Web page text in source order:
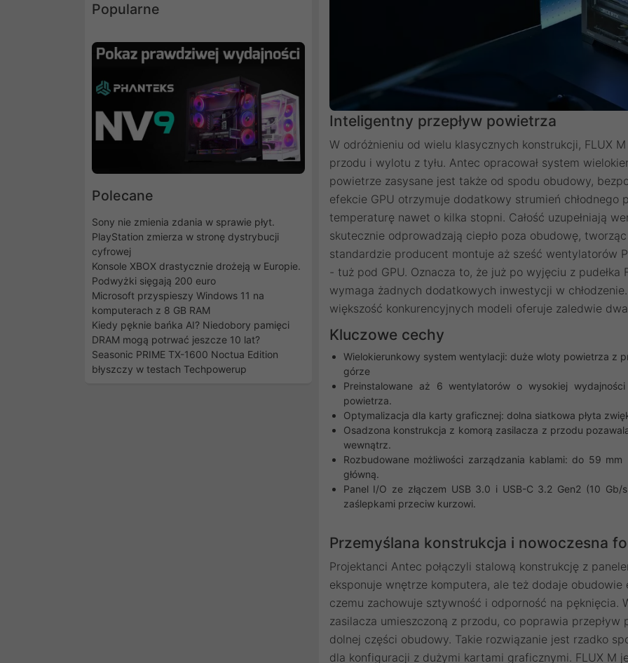
Popularne
Polecane
Sony nie zmienia zdania w sprawie płyt.
PlayStation zmierza w stronę dystrybucji
cyfrowej
Konsole XBOX drastycznie drożeją w Europie.
Podwyżki sięgają 200 euro
Microsoft przyspieszy Windows 11 na
komputerach z 8 GB RAM
Kiedy pęknie bańka AI? Niedobory pamięci
DRAM mogą potrwać jeszcze 10 lat?
Seasonic PRIME TX-1600 Noctua Edition
błyszczy w testach Techpowerup
Inteligentny przepływ powietrza
W odróżnieniu od wielu klasycznych konstrukcji, FLUX
przodu i wylotu z tyłu. Antec opracował system
powietrze zasysane jest także od spodu obudowy,
efekcie GPU otrzymuje dodatkowy strumień chłodnego
temperaturę nawet o kilka stopni. Całość uzupełniają
skutecznie odprowadzają ciepło poza obudowę,
standardzie producent montuje aż sześć wentylatorów
- tuż pod GPU. Oznacza to, że już po wyjęciu z
wymaga żadnych dodatkowych inwestycji w
większość konkurencyjnych modeli oferuje zaledwie
Kluczowe cechy
Wielokierunkowy system wentylacji: duże wloty powietrza z
górze
Preinstalowane aż 6 wentylatorów o wysokiej
powietrza.
Optymalizacja dla karty graficznej: dolna siatkowa płyta
Osadzona konstrukcja z komorą zasilacza z przodu
wewnątrz.
Rozbudowane możliwości zarządzania kablami: do 59
główną.
Panel I/O ze złączem USB 3.0 i USB-C 3.2 Gen2 (10 Gb/
zaślepkami przeciw kurzowi.
Przemyślana konstrukcja i nowoczesna
Projektanci Antec połączyli stalową konstrukcję z
eksponuje wnętrze komputera, ale też dodaje obudowie
czemu zachowuje sztywność i odporność na pęknięcia.
zasilacza umieszczoną z przodu, co poprawia
dolnej części obudowy. Takie rozwiązanie jest rzadko
dla konfiguracji z dużymi kartami graficznymi. FLUX M